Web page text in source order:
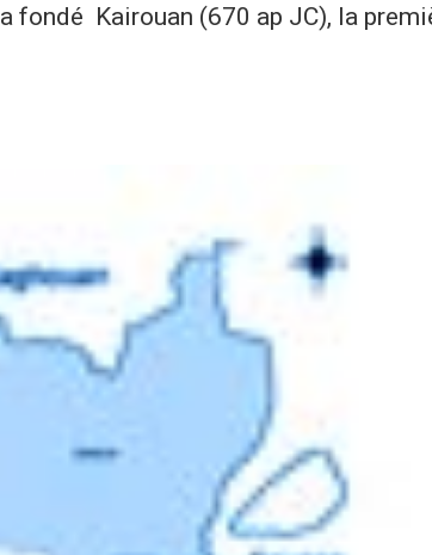
fondé Kairouan (670 ap JC), la